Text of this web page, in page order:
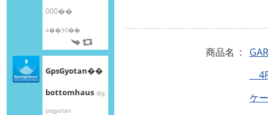
000��
4��30��
GpsGyotan��
bottomhaus @g
psgyotan
商品名 :
ケ